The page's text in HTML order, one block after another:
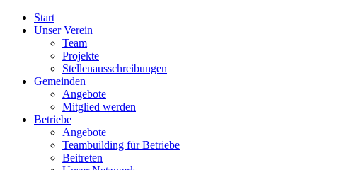
Start
Unser Verein
Team
Projekte
Stellenausschreibungen
Gemeinden
Angebote
Mitglied werden
Betriebe
Angebote
Teambuilding für Betriebe
Beitreten